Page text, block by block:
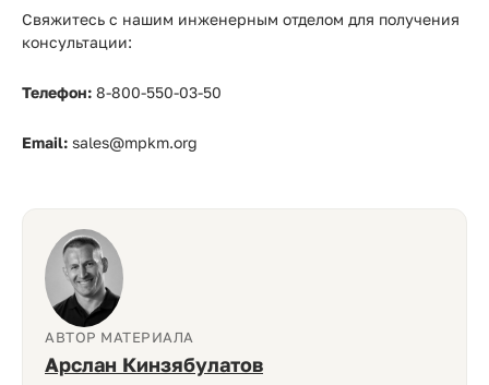
Свяжитесь с нашим инженерным отделом для получения
консультации:
Телефон: 8-800-550-03-50
Email: sales@mpkm.org
АВТОР МАТЕРИАЛА
Арслан Кинзябулатов